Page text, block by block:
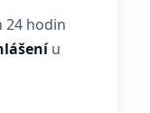
24 hodin
u